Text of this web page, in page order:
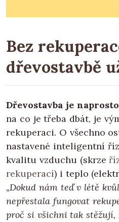
Bez
dřevostavbě
Dřevostavba je
na co je třeba dbát, je
rekuperaci. O všechno
nastavené inteligentní
kvalitu vzduchu (skrze
rekuperací) i teplo
„Dokud nám teď v létě
nepřestala fungovat
proč si všichni tak stěžují,